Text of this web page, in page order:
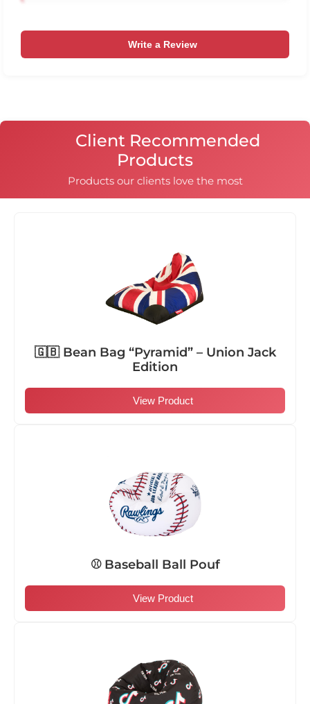
Write a Review
Client Recommended
Products
Products our clients love the most
🇬🇧 Bean Bag “Pyramid” – Union Jack
Edition
View Product
⚾ Baseball Ball Pouf
View Product